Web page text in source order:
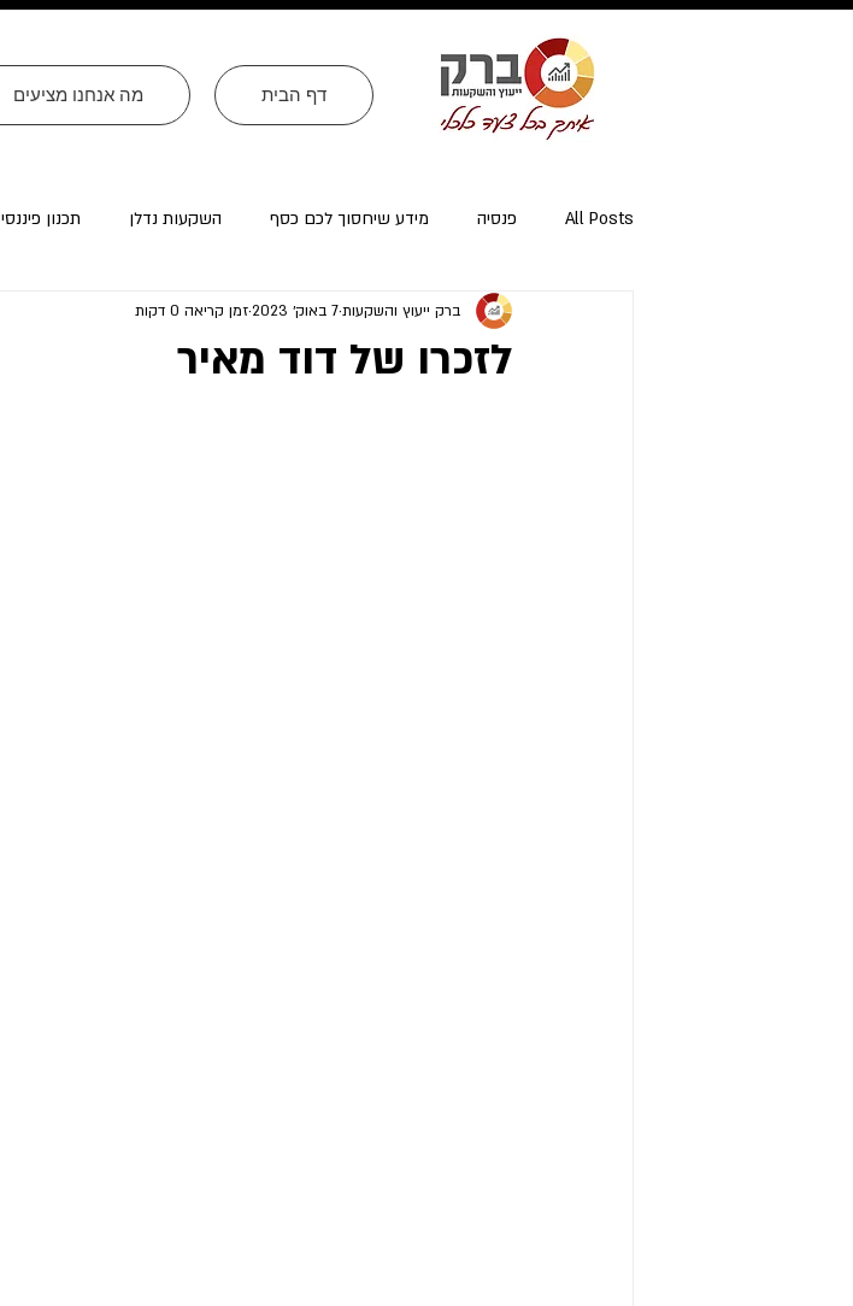
מה אנחנו מציעים דף הבית
All Posts פנסיה מידע שיחסוך לכם כסף השקעות נדלן תכנון פיננסי
ייעוץ פרישה ומיסוי פרישה אזרחי ארה״ב עסקים
לזכרו של דוד מאיר
ברק ייעוץ והשקעות7 באוק׳ 2023 זמן קריאה 0 דקות